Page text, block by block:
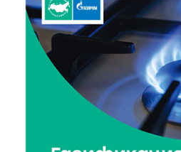
6 Авг 2026 16:01 99
Калининские футболисты
область на всероссийском
спорта»
215
Голубев проверил школы и